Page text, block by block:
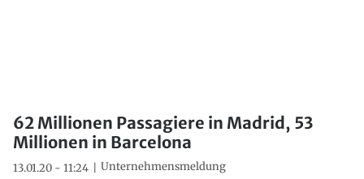
62 Millionen Passagiere in Madrid, 53
Millionen in Barcelona
13.01.20 - 11:24 Unternehmensmeldung